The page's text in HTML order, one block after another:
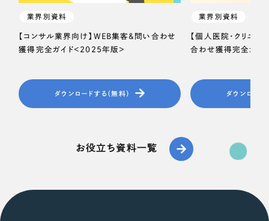
業界別資料
【コンサル業界向け】WEB集客＆問い合わせ
獲得完全ガイド＜2025年版＞
ダウンロードする（無料）
業界別資料
【個人医院・クリニッ
合わせ獲得完全ガイ
ダウンロード
お役立ち資料一覧